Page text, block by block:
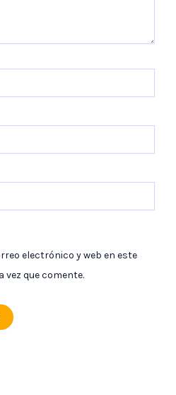
electrónico y web en este
vez que comente.